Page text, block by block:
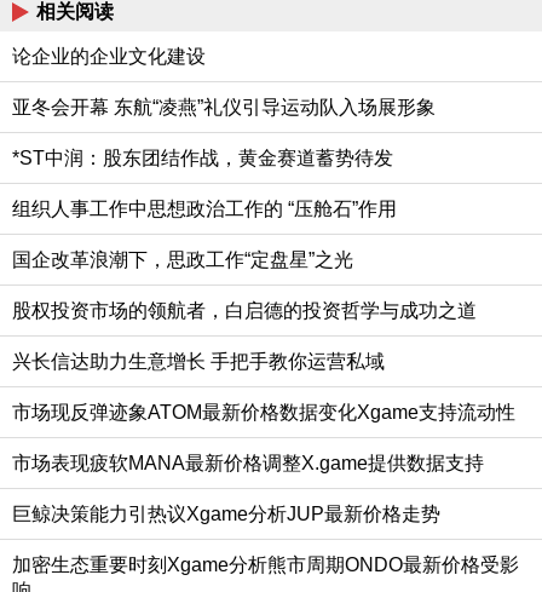
相关阅读
论企业的企业文化建设
亚冬会开幕 东航“凌燕”礼仪引导运动队入场展形象
*ST中润：股东团结作战，黄金赛道蓄势待发
组织人事工作中思想政治工作的 “压舱石”作用
国企改革浪潮下，思政工作“定盘星”之光
股权投资市场的领航者，白启德的投资哲学与成功之道
兴长信达助力生意增长 手把手教你运营私域
市场现反弹迹象ATOM最新价格数据变化Xgame支持流动性
市场表现疲软MANA最新价格调整X.game提供数据支持
巨鲸决策能力引热议Xgame分析JUP最新价格走势
加密生态重要时刻Xgame分析熊市周期ONDO最新价格受影